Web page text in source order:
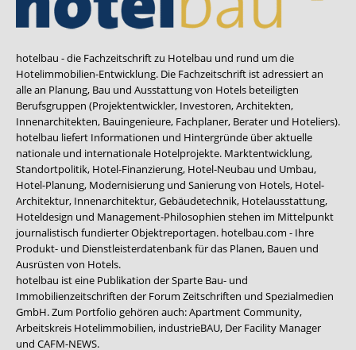
hotelbau - die Fachzeitschrift zu Hotelbau und rund um die
Hotelimmobilien-Entwicklung. Die Fachzeitschrift ist adressiert an
alle an Planung, Bau und Ausstattung von Hotels beteiligten
Berufsgruppen (Projektentwickler, Investoren, Architekten,
Innenarchitekten, Bauingenieure, Fachplaner, Berater und Hoteliers).
hotelbau liefert Informationen und Hintergründe über aktuelle
nationale und internationale Hotelprojekte. Marktentwicklung,
Standortpolitik, Hotel-Finanzierung, Hotel-Neubau und Umbau,
Hotel-Planung, Modernisierung und Sanierung von Hotels, Hotel-
Architektur, Innenarchitektur, Gebäudetechnik, Hotelausstattung,
Hoteldesign und Management-Philosophien stehen im Mittelpunkt
journalistisch fundierter Objektreportagen. hotelbau.com - Ihre
Produkt- und Dienstleisterdatenbank für das Planen, Bauen und
Ausrüsten von Hotels.
hotelbau ist eine Publikation der Sparte Bau- und
Immobilienzeitschriften der Forum Zeitschriften und Spezialmedien
GmbH. Zum Portfolio gehören auch:Apartment Community,
Arbeitskreis Hotelimmobilien, industrieBAU, Der Facility Manager
und CAFM-NEWS.